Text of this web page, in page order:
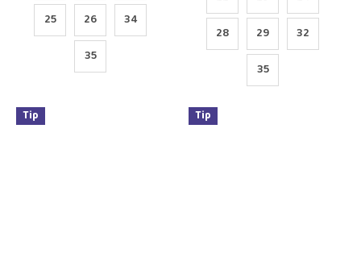
25 26 34
35
28 29 32
35
Tip Tip